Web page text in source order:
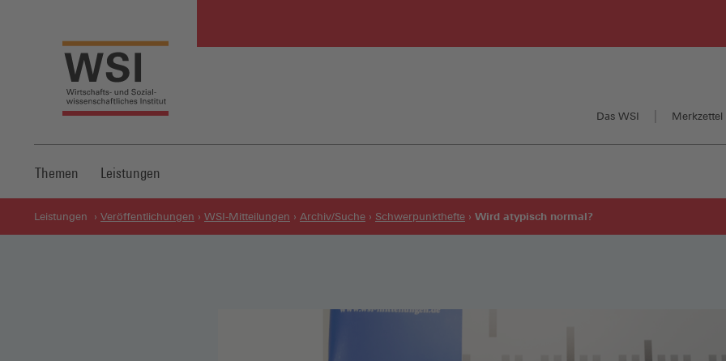
Das WSI Merkzettel
Themen Leistungen
Leistungen Veröffentlichungen WSI-Mitteilungen Archiv/Suche Schwerpunkthefte Wird atypisch normal?